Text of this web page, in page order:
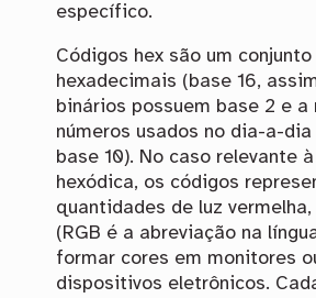
específico.
Códigos hex são um
hexadecimais (base 16,
binários possuem base 2 e a
números usados no dia-a-
base 10). No caso relevante
hexódica, os códigos
quantidades de luz
(RGB é a abreviação na
formar cores em monitores
dispositivos eletrônicos.